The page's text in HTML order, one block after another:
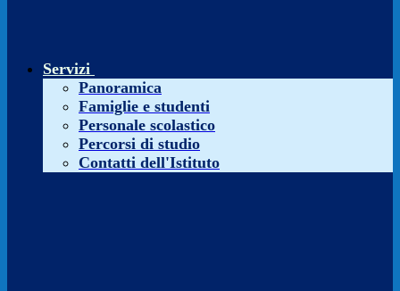
Servizi
Panoramica
Famiglie e studenti
Personale scolastico
Percorsi di studio
Contatti dell'Istituto